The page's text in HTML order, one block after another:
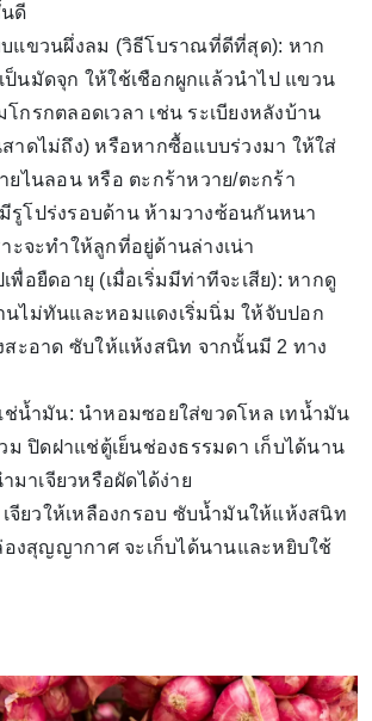
ดี
บแขวนผึ่งลม (วิธีโบราณที่ดีที่สุด): หาก
ป็นมัดจุก ให้ใช้เชือกผูกแล้วนำไป แขวน
กรกตลอดเวลา เช่น ระเบียงหลังบ้าน
าดไม่ถึง) หรือหากซื้อแบบร่วงมา ให้ใส่
ยไนลอน หรือ ตะกร้าหวาย/ตะกร้า
รูโปร่งรอบด้าน ห้ามวางซ้อนกันหนา
าะจะทำให้ลูกที่อยู่ด้านล่างเน่า
พื่อยืดอายุ (เมื่อเริ่มมีท่าทีจะเสีย): หากดู
นไม่ทันและหอมแดงเริ่มนิ่ม ให้จับปอก
สะอาด ซับให้แห้งสนิท จากนั้นมี 2 ทาง
ช่น้ำมัน: นำหอมซอยใส่ขวดโหล เทน้ำมัน
ม ปิดฝาแช่ตู้เย็นช่องธรรมดา เก็บได้นาน
มาเจียวหรือผัดได้ง่าย
จียวให้เหลืองกรอบ ซับน้ำมันให้แห้งสนิท
องสุญญากาศ จะเก็บได้นานและหยิบใช้